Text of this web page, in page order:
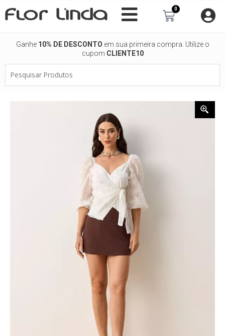
para
0
Carrinho
Ganhe 10% DE DESCONTO em sua primeira compra. Utilize o
cupom CLIENTE10
Produtos